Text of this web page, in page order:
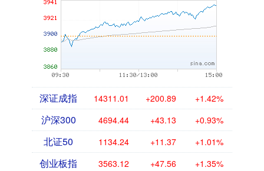
深证成指 14311.01 +200.89 +1.42%
沪深300 4694.44 +43.13 +0.93%
北证50 1134.24 +11.37 +1.01%
创业板指 3563.12 +47.56 +1.35%